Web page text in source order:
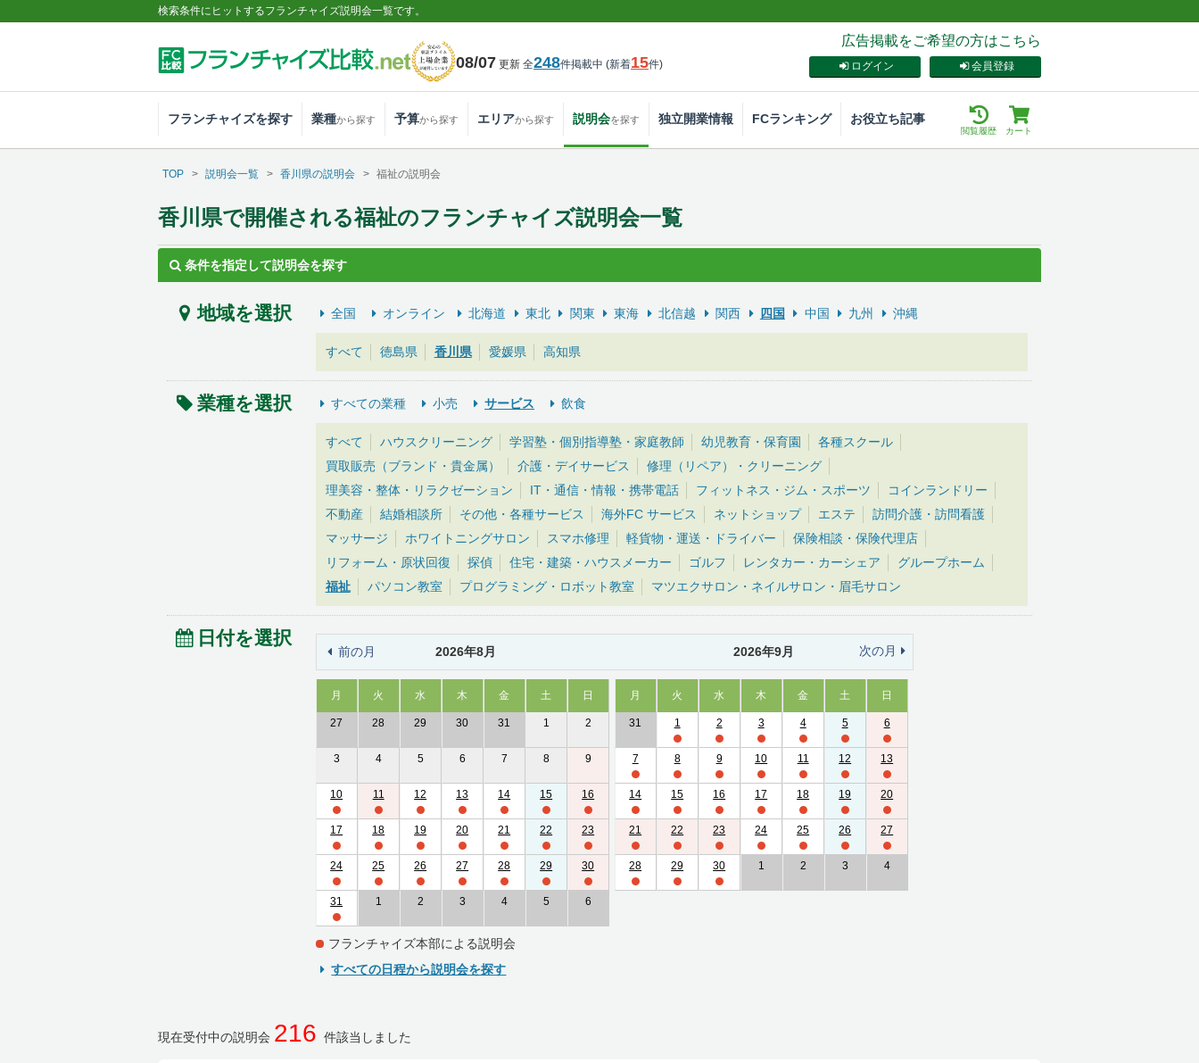
検索条件にヒットするフランチャイズ説明会一覧です。
08/07 更新 全248件掲載中 (新着15件)
広告掲載をご希望の方はこちら
会員登録
ログイン
フランチャイズを探す 業種から探す 予算から探す エリアから探す 説明会を探す 独立開業情報 FCランキング お役立ち記事
カート
閲覧履歴
TOP 説明会一覧 香川県の説明会 福祉の説明会
香川県で開催される福祉のフランチャイズ説明会一覧
条件を指定して説明会を探す
地域を選択 全国 オンライン 北海道 東北 関東 東海 北信越 関西 四国 中国 九州 沖縄
すべて 徳島県 香川県 愛媛県 高知県
業種を選択 すべての業種 小売 サービス 飲食
すべて ハウスクリーニング 学習塾・個別指導塾・家庭教師 幼児教育・保育園
各種スクール
買取販売（ブランド・貴金属）
介護・デイサービス
修理（リペア）・クリーニング
理美容・整体・リラクゼーション
IT・通信・情報・携帯電話 フィットネス・ジム・スポーツ
コインランドリー
不動産
結婚相談所 その他・各種サービス 海外FC サービス ネットショップ エステ
訪問介護・訪問看護
マッサージ
ホワイトニングサロン スマホ修理 軽貨物・運送・ドライバー
保険相談・保険代理店
リフォーム・原状回復
探偵 住宅・建築・ハウスメーカー ゴルフ レンタカー・カーシェア
グループホーム
福祉
パソコン教室 プログラミング・ロボット教室 マツエクサロン・ネイルサロン・眉毛サロン
日付を選択
前の月 2026年8月
月 火 水 木 金 土 日
27 28 29 30 31 1 2
3 4 5 6 7 8 9
10 11 12 13 14 15 16
17 18 19 20 21 22 23
24 25 26 27 28 29 30
31 1 2 3 4 5 6
2026年9月 次の月
月 火 水 木 金 土 日
31 1 2 3 4 5 6
7 8 9 10 11 12 13
14 15 16 17 18 19 20
21 22 23 24 25 26 27
28 29 30 1 2 3 4
フランチャイズ本部による説明会
すべての日程から説明会を探す
現在受付中の説明会 216 件該当しました